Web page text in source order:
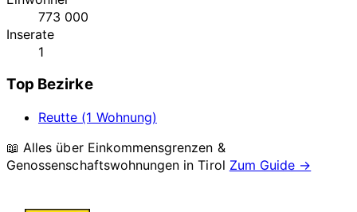
773 000
Inserate
1
Top Bezirke
Reutte (1 Wohnung)
📖 Alles über Einkommensgrenzen &
Genossenschaftswohnungen inTirol Zum Guide →